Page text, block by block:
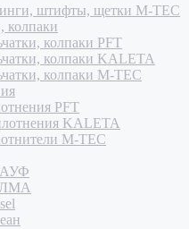
штифты, щетки M-TEC
колпаки
колпаки PFT
колпаки KALETA
колпаки M-TEC
PFT
KALETA
M-TEC